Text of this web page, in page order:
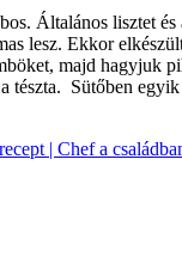
. Általános lisztet és
lesz. Ekkor
majd hagyjuk
tészta. Sütőben
| Chef a